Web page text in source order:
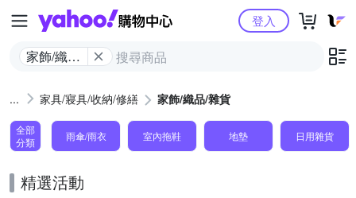
Yahoo購物中心
家飾/織品/
登入
家具/寢具/收納/修繕 家飾/織品/雜貨
全部
分類
雨傘/雨衣 室內拖鞋 地墊 日用雜貨
精選活動